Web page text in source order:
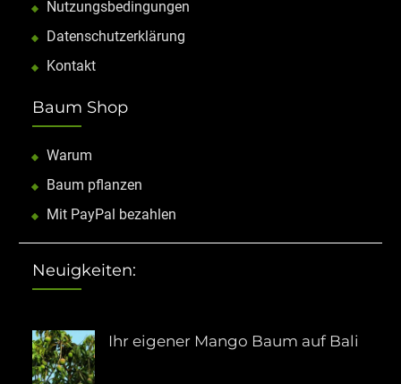
Nutzungsbedingungen
Datenschutzerklärung
Kontakt
Baum Shop
Warum
Baum pflanzen
Mit PayPal bezahlen
Neuigkeiten:
Ihr eigener Mango Baum auf Bali